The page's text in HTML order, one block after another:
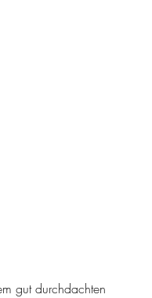
gut durchdachten